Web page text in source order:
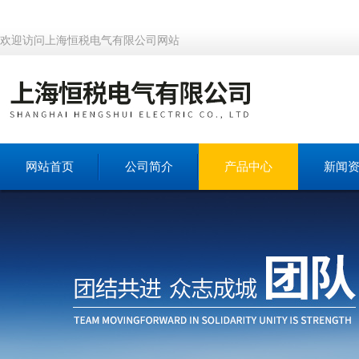
欢迎访问上海恒税电气有限公司网站
网站首页 公司简介 产品中心 新闻